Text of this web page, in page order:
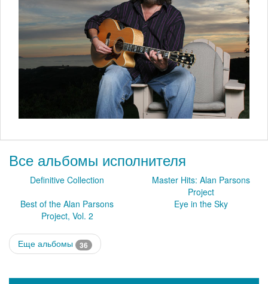
Все альбомы исполнителя
Definitive Collection
Master Hits: Alan Parsons
Project
Best of the Alan Parsons
Project, Vol. 2
Eye in the Sky
Еще альбомы 36